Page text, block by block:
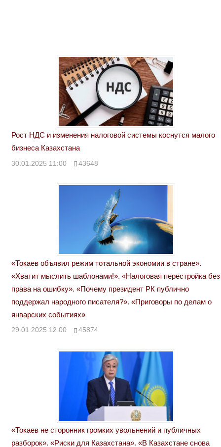
Рост НДС и изменения налоговой системы коснутся малого
бизнеса Казахстана
30.01.2025 11:00 43648
«Токаев объявил режим тотальной экономии в стране».
«Хватит мыслить шаблонами!». «Налоговая перестройка без
права на ошибку». «Почему президент РК публично
поддержал народного писателя?». «Приговоры по делам о
январских событиях»
29.01.2025 12:00 45874
«Токаев не сторонник громких увольнений и публичных
разборок». «Риски для Казахстана». «В Казахстане снова